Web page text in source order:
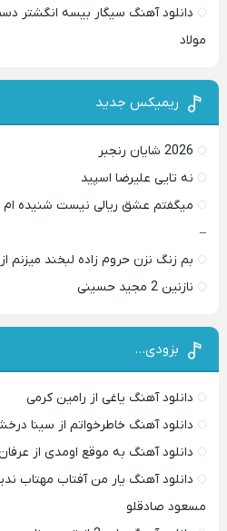
دانلود آهنگ سیگار بیسه انگشتر
مولاد
ریمیکس جدید
2026 شایان رنجبر
نه تایی علیرضا اسپید
میگفتم عشق ریالی نیست شنیده ام
–
بم زنگ نزن حروم زاده لبخند میزنم
نازنین 2 مجید حسینی
بزودی…
دانلود آهنگ یاغی از رامین کرمی
دانلود آهنگ خاطرخواتم از سینا
دانلود آهنگ به موقع اومدی از عرفان
دانلود آهنگ یار من آفتاب
مسعود صادقلو